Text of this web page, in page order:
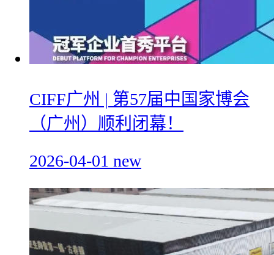
CIFF广州 | 第57届中国家博会
（广州）顺利闭幕！
2026-04-01 new